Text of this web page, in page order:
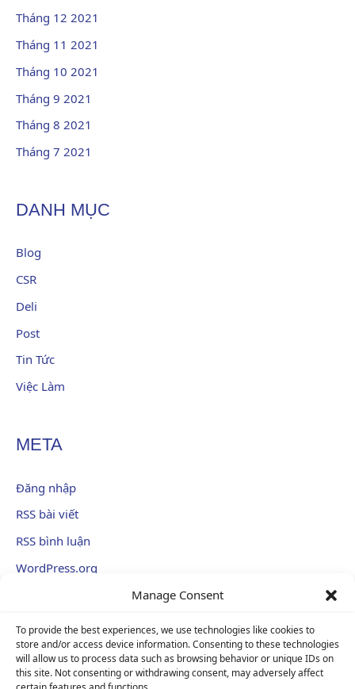
Manage Consent
To provide the best experiences, we use technologies like cookies to
store and/or access device information. Consenting to these technologies
will allow us to process data such as browsing behavior or unique IDs on
this site. Not consenting or withdrawing consent, may adversely affect
Tháng 12 2021
Tháng 11 2021
Tháng 10 2021
Tháng 9 2021
Tháng 8 2021
Tháng 7 2021
DANH MỤC
Blog
CSR
Deli
Post
Tin Tức
Việc Làm
META
Đăng nhập
RSS bài viết
RSS bình luận
WordPress.org
Hỗ trợ khách hàng:
090 1199 076
E-mail:
info@tim-corp.com.vn
Giấy phép kinh doanh số:
0315719359
INFORMATION
Cơ hội việc làm
Chính sách bảo mật